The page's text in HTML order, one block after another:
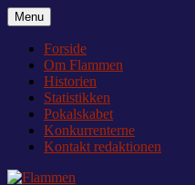
Videre
til
indhold
Flammen
Nyheder og debat om Team
Menu
Forside
Om Flammen
Historien
Statistikken
Pokalskabet
Konkurrenterne
Kontakt redaktionen